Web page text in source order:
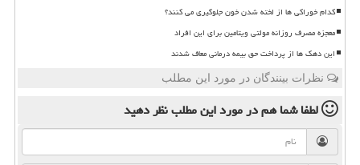
کدام خوراکی ها از لخته شدن خون جلوگیری می کنند؟
معجزه مصرف روزانه مولتی ویتامین برای این افراد
این دهک ها از پرداخت حق بیمه درمانی معاف شدند
نظرات بینندگان در مورد این مطلب
لطفا شما همدر مورد این مطلبنظر دهید